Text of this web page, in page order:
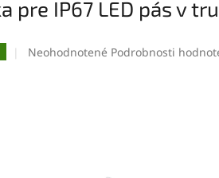
pre IP67 LED pás v
Priemerné
Neohodnotené Podrobnosti